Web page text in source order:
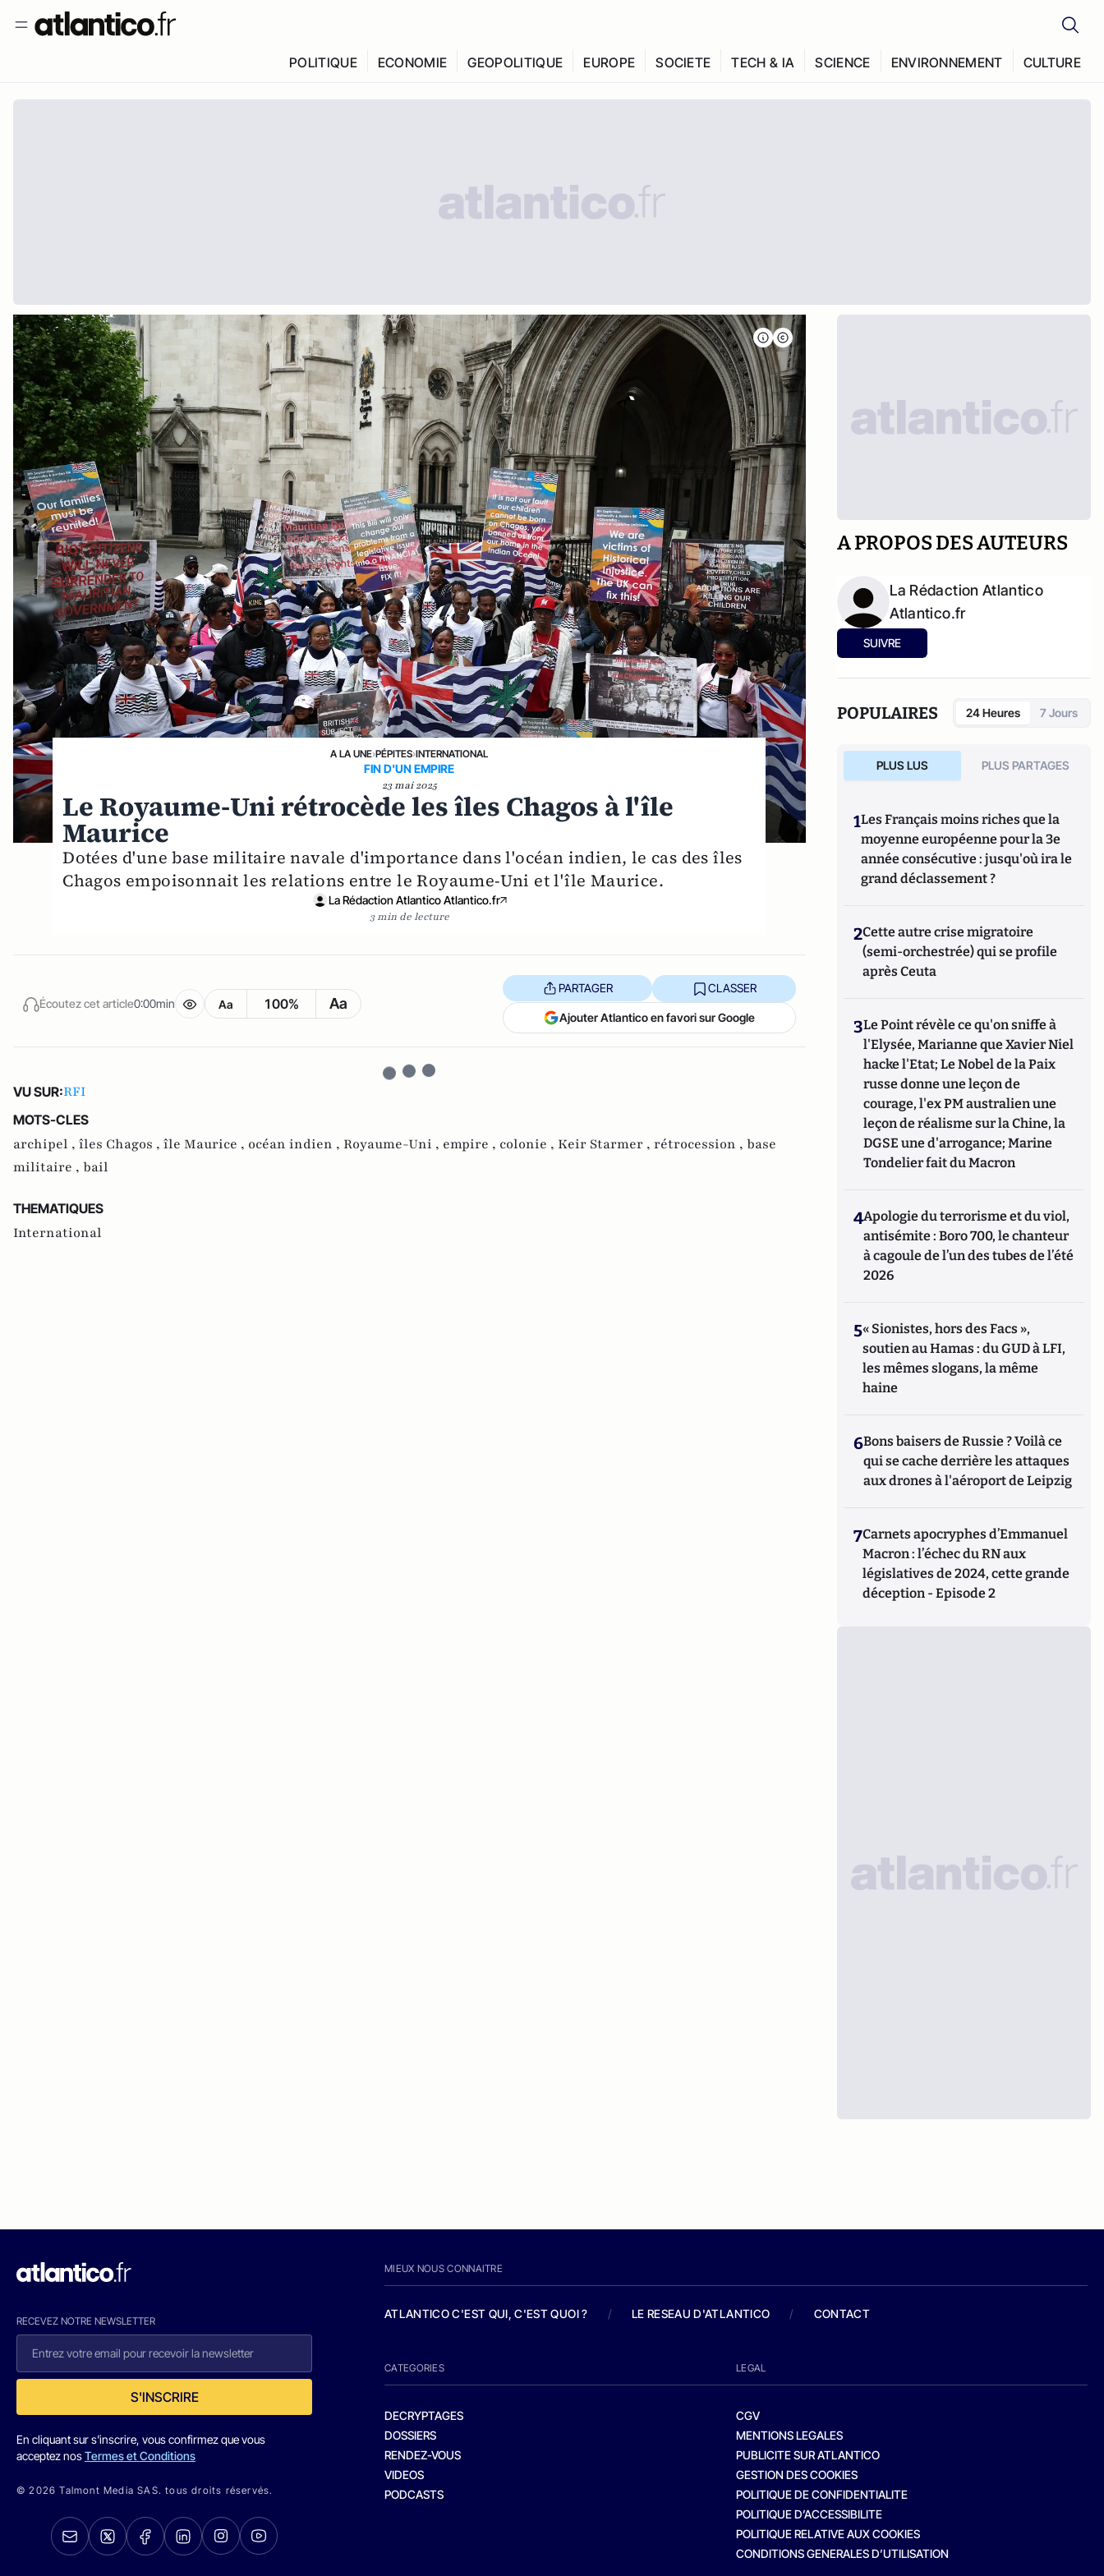
POLITIQUE ECONOMIE GEOPOLITIQUE EUROPE SOCIETE TECH & IA SCIENCE ENVIRONNEMENT CULTURE
A LA UNE›PÉPITES›INTERNATIONAL
FIN D'UN EMPIRE
23 mai 2025
Le Royaume-Uni rétrocède les îles Chagos à l'île
Maurice
Dotées d'une base militaire navale d'importance dans l'océan indien, le cas des îles
Chagos empoisonnait les relations entre le Royaume-Uni et l'île Maurice.
La Rédaction Atlantico Atlantico.fr
3 min de lecture
Écoutez cet article0:00min Aa 100% Aa
PARTAGER CLASSER
Ajouter Atlantico en favori sur Google
VU SUR:RFI
MOTS-CLES
archipel , îles Chagos , île Maurice , océan indien , Royaume-Uni , empire , colonie , Keir Starmer , rétrocession , base
militaire , bail
THEMATIQUES
International
A PROPOS DES AUTEURS
La Rédaction Atlantico
Atlantico.fr
SUIVRE
POPULAIRES 24 Heures 7 Jours
PLUS LUS PLUS PARTAGES
1Les Français moins riches que la
moyenne européenne pour la 3e
année consécutive : jusqu'où ira le
grand déclassement ?
2Cette autre crise migratoire
(semi-orchestrée) qui se profile
après Ceuta
3Le Point révèle ce qu'on sniffe à
l'Elysée, Marianne que Xavier Niel
hacke l'Etat; Le Nobel de la Paix
russe donne une leçon de
courage, l'ex PM australien une
leçon de réalisme sur la Chine, la
DGSE une d'arrogance; Marine
Tondelier fait du Macron
4Apologie du terrorisme et du viol,
antisémite : Boro 700, le chanteur
à cagoule de l’un des tubes de l’été
2026
5« Sionistes, hors des Facs »,
soutien au Hamas : du GUD à LFI,
les mêmes slogans, la même
haine
6Bons baisers de Russie ? Voilà ce
qui se cache derrière les attaques
aux drones à l'aéroport de Leipzig
7Carnets apocryphes d’Emmanuel
Macron : l’échec du RN aux
législatives de 2024, cette grande
déception - Episode 2
RECEVEZ NOTRE NEWSLETTER
S'INSCRIRE
En cliquant sur s'inscrire, vous confirmez que vous
acceptez nosTermes et Conditions
© 2026 Talmont Media SAS. tous droits réservés.
MIEUX NOUS CONNAITRE
ATLANTICO C'EST QUI, C'EST QUOI ? / LE RESEAU D'ATLANTICO / CONTACT
CATEGORIES
DECRYPTAGES
DOSSIERS
RENDEZ-VOUS
VIDEOS
PODCASTS
LEGAL
CGV
MENTIONS LEGALES
PUBLICITE SUR ATLANTICO
GESTION DES COOKIES
POLITIQUE DE CONFIDENTIALITE
POLITIQUE D’ACCESSIBILITE
POLITIQUE RELATIVE AUX COOKIES
CONDITIONS GENERALES D’UTILISATION